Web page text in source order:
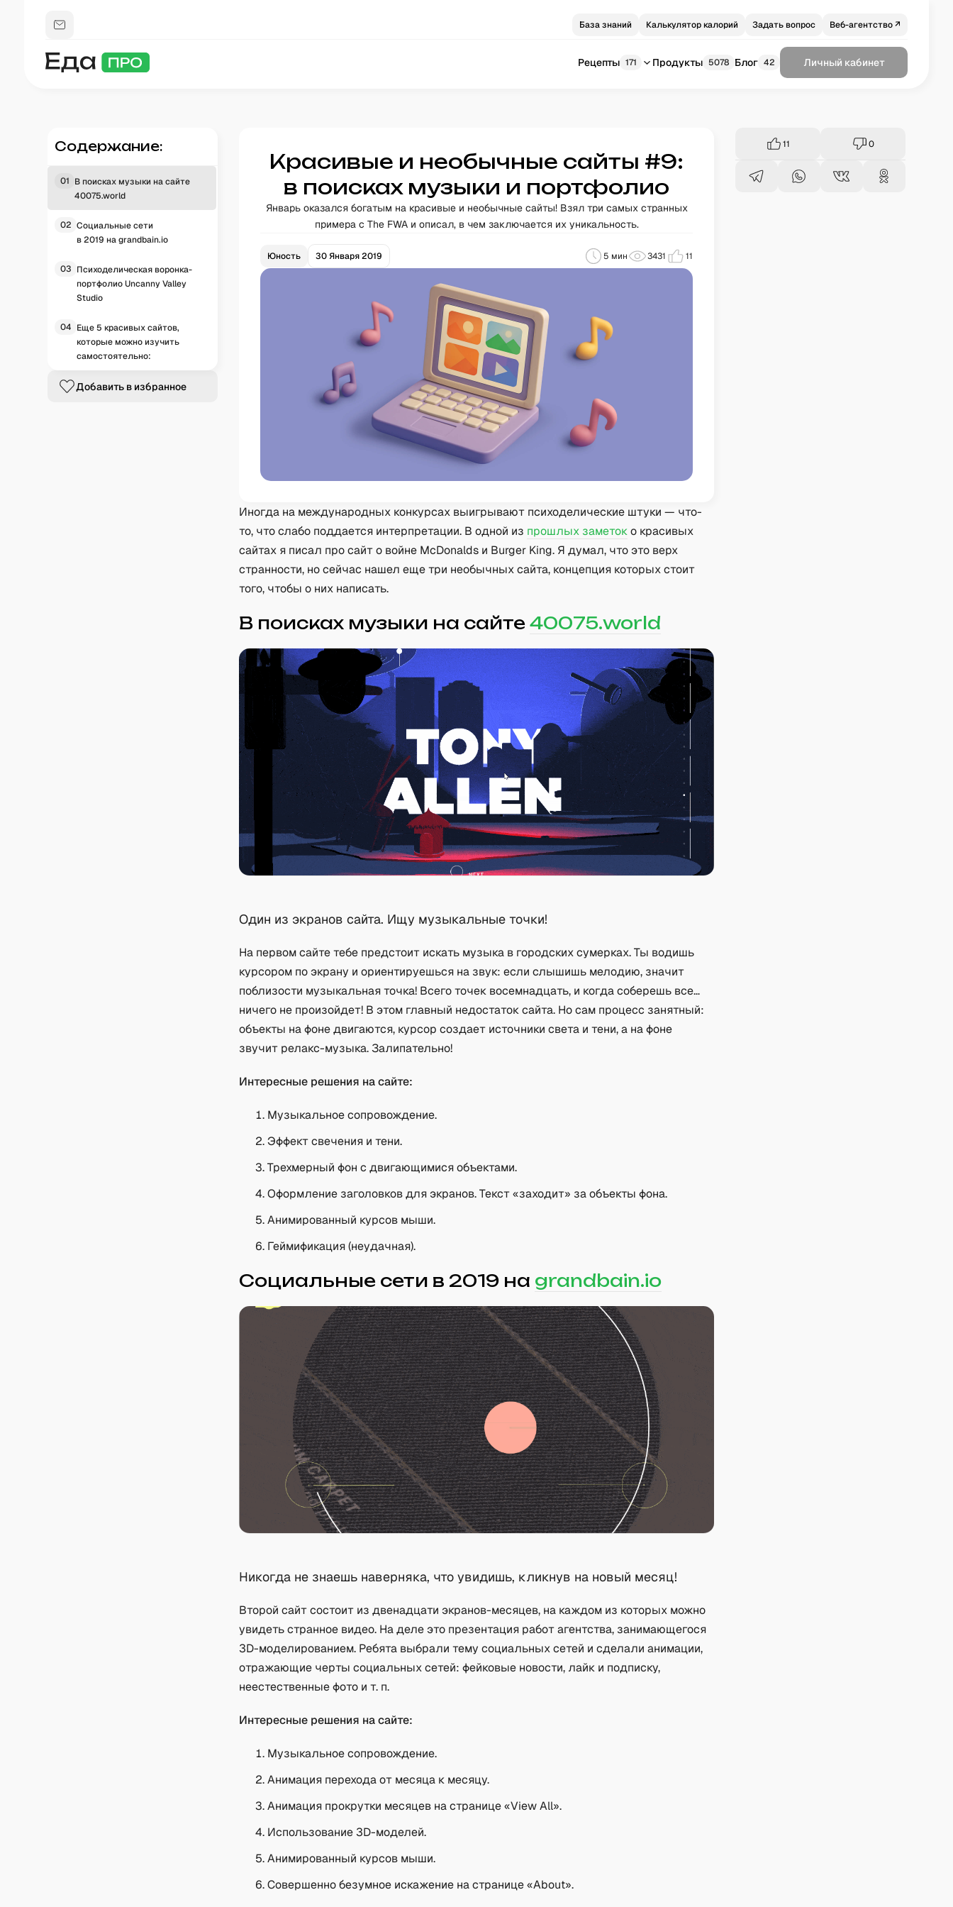
База знаний Калькулятор калорий Задать вопрос Веб-агентство ↗
Рецепты 171 Продукты 5078 Блог 42 Личный кабинет
Содержание:
01 В поисках музыки на сайте
40075.world
02 Социальные сети
в 2019 на grandbain.io
03 Психоделическая воронка-
портфолио Uncanny Valley
Studio
04 Еще 5 красивых сайтов,
которые можно изучить
самостоятельно:
Добавить в избранное
Красивые и необычные сайты #9:
в поисках музыки и портфолио
Январь оказался богатым на красивые и необычные сайты! Взял три самых странных
примера с The FWA и описал, в чем заключается их уникальность.
Юность 30 Января 2019 5 мин 3431 11
Иногда на международных конкурсах выигрывают психоделические штуки — что-
то, что слабо поддается интерпретации. В одной из прошлых заметоко красивых
сайтах я писал про сайт о войне McDonalds и Burger King. Я думал, что это верх
странности, но сейчас нашел еще три необычных сайта, концепция которых стоит
того, чтобы о них написать.
В поисках музыки на сайте40075.world
Один из экранов сайта. Ищу музыкальные точки!
На первом сайте тебе предстоит искать музыка в городских сумерках. Ты водишь
курсором по экрану и ориентируешься на звук: если слышишь мелодию, значит
поблизости музыкальная точка! Всего точек восемнадцать, и когда соберешь все…
ничего не произойдет! В этом главный недостаток сайта. Но сам процесс занятный:
объекты на фоне двигаются, курсор создает источники света и тени, а на фоне
звучит релакс-музыка. Залипательно!
Интересные решения на сайте:
Музыкальное сопровождение.
Эффект свечения и тени.
Трехмерный фон с двигающимися объектами.
Оформление заголовков для экранов. Текст «заходит» за объекты фона.
Анимированный курсов мыши.
Геймификация (неудачная).
Социальные сети в 2019 на grandbain.io
Никогда не знаешь наверняка, что увидишь, кликнув на новый месяц!
Второй сайт состоит из двенадцати экранов-месяцев, на каждом из которых можно
увидеть странное видео. На деле это презентация работ агентства, занимающегося
3D-моделированием. Ребята выбрали тему социальных сетей и сделали анимации,
отражающие черты социальных сетей: фейковые новости, лайк и подписку,
неестественные фото и т. п.
Интересные решения на сайте:
Музыкальное сопровождение.
Анимация перехода от месяца к месяцу.
Анимация прокрутки месяцев на странице «View All».
Использование 3D-моделей.
Анимированный курсов мыши.
Совершенно безумное искажение на странице «About».
11 0